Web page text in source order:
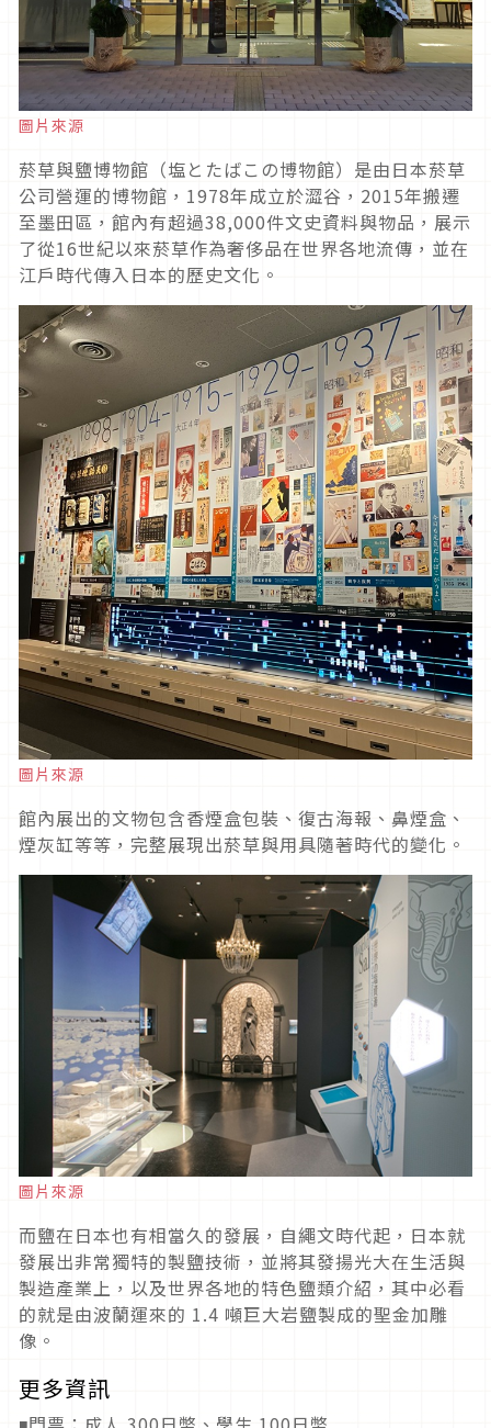
圖片來源
菸草與鹽博物館（塩とたばこの博物館）是由日本菸草
公司營運的博物館，1978年成立於澀谷，2015年搬遷
至墨田區，館內有超過38,000件文史資料與物品，展示
了從16世紀以來菸草作為奢侈品在世界各地流傳，並在
江戶時代傳入日本的歷史文化。
圖片來源
館內展出的文物包含香煙盒包裝、復古海報、鼻煙盒、
煙灰缸等等，完整展現出菸草與用具隨著時代的變化。
圖片來源
而鹽在日本也有相當久的發展，自繩文時代起，日本就
發展出非常獨特的製鹽技術，並將其發揚光大在生活與
製造產業上，以及世界各地的特色鹽類介紹，其中必看
的就是由波蘭運來的 1.4 噸巨大岩鹽製成的聖金加雕
像。
更多資訊